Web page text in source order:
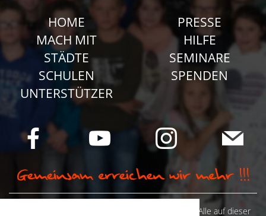
HOME
MACH MIT
STÄDTE
SCHULEN
UNTERSTÜTZER
PRESSE
HILFE
SEMINARE
SPENDEN
© Camp Stahl e.V. 2026 alle Rechte vorbehalten: Alle auf dieser